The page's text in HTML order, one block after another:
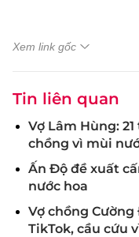
Xem link gốc
Tin liên quan
Vợ Lâm Hùng:
chồng vì mùi
Ấn Độ đề xuất
nước hoa
Vợ chồng
TikTok, cầu cứu